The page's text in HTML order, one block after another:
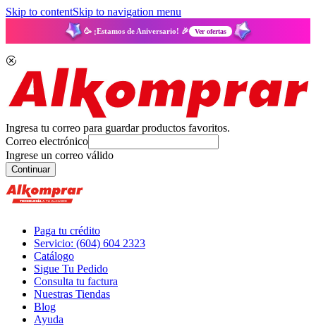
Skip to contentSkip to navigation menu
🥳 ¡Estamos de Aniversario! 🎉 Ver ofertas
Ingresa tu correo para guardar productos favoritos.
Correo electrónico
Ingrese un correo válido
Continuar
Paga tu crédito
Servicio: (604) 604 2323
Catálogo
Sigue Tu Pedido
Consulta tu factura
Nuestras Tiendas
Blog
Ayuda